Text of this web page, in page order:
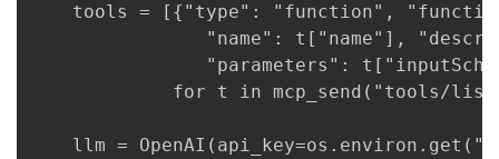
tools = [{"type": "function",
"name": t["name"],
"parameters":
for t in mcp_send("tools/
llm =